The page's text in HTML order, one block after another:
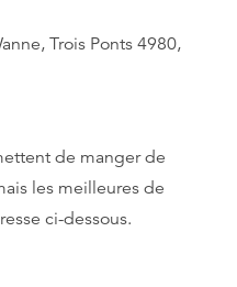
Trois Ponts 4980,
de manger de
les meilleures de
ci-dessous.